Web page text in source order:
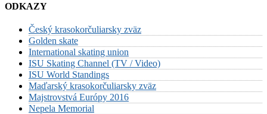
ODKAZY
Český krasokorčuliarsky zväz
Golden skate
International skating union
ISU Skating Channel (TV / Video)
ISU World Standings
Maďarský krasokorčuliarsky zväz
Majstrovstvá Európy 2016
Nepela Memorial